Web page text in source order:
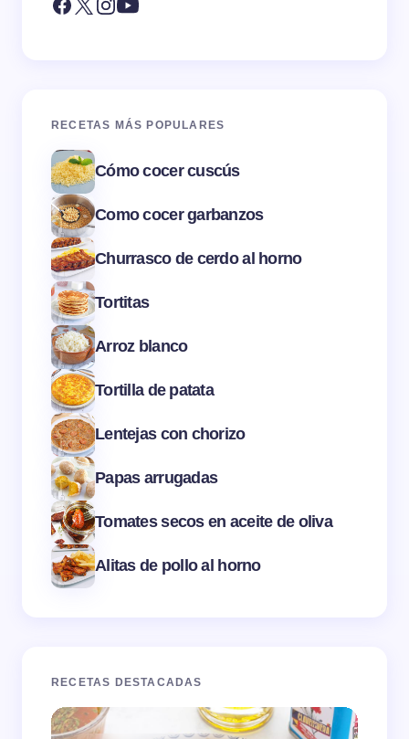
RECETAS MÁS POPULARES
Cómo cocer cuscús
Como cocer garbanzos
Churrasco de cerdo al horno
Tortitas
Arroz blanco
Tortilla de patata
Lentejas con chorizo
Papas arrugadas
Tomates secos en aceite de oliva
Alitas de pollo al horno
RECETAS DESTACADAS